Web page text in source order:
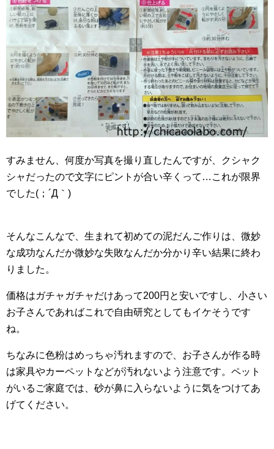
すみません、何度か写真を撮り直したんですが、クシャク
シャだったので文字にピントが合い辛くって…これが限界
でした(；´Д｀)
そんなこんなで、生まれて初めての泥だんご作りは、微妙
な成功なんだか微妙な失敗なんだか分かり辛い結果に終わ
りました。
価格はガチャガチャだけあって200円と安いですし、小さい
お子さんであればこれで自由研究としてもイケそうです
ね。
ちなみに色粉はめっちゃ汚れますので、お子さんが作る時
は家具やカーペットなどが汚れないよう注意です。ペット
がいるご家庭では、砂が鼻に入らないように気をつけてあ
げてください。